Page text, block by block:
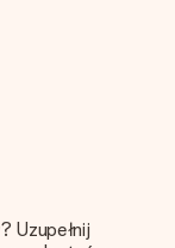
personalizację
wpływa na
zadowolony ze
jakości zdjęcia,
Uzupełnij